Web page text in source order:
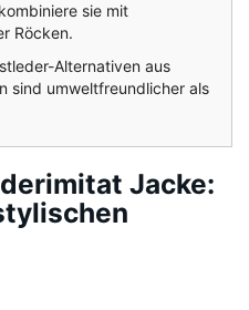
sie mit
Röcken.
Alternativen aus
sind umweltfreundlicher als
Jacke: